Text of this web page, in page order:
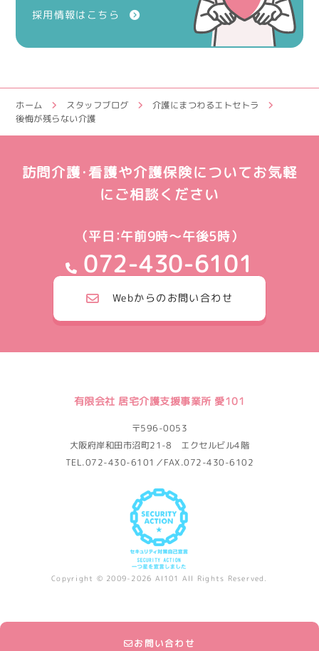
採用情報はこちら
ホーム スタッフブログ
介護にまつわるエトセトラ
後悔が残らない介護
訪問介護・看護や介護保険についてお気軽
にご相談ください
（平日：午前9時～午後5時）
072-430-6101
Webからのお問い合わせ
有限会社 居宅介護支援事業所 愛101
〒596-0053
大阪府岸和田市沼町21-8 エクセルビル4階
TEL.072-430-6101／FAX.072-430-6102
Copyright © 2009-2026 AI101 All Rights Reserved.
お問い合わせ